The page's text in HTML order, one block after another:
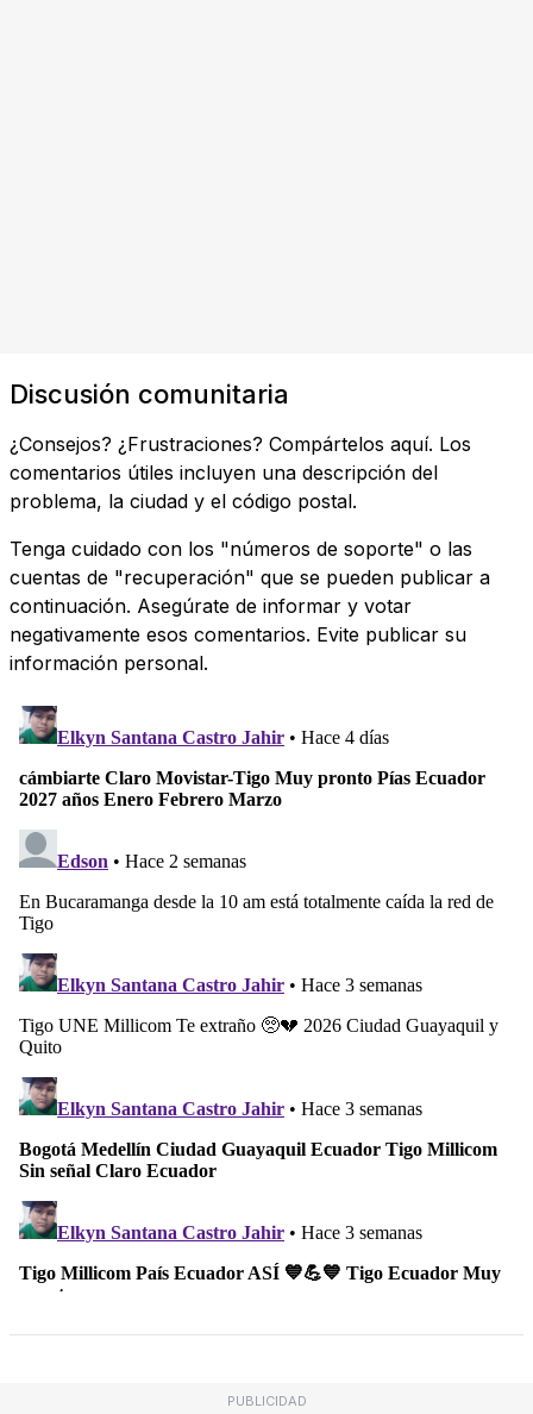
Discusión comunitaria
¿Consejos? ¿Frustraciones? Compártelos aquí. Los
comentarios útiles incluyen una descripción del
problema, la ciudad y el código postal.
Tenga cuidado con los "números de soporte" o las
cuentas de "recuperación" que se pueden publicar a
continuación. Asegúrate de informar y votar
negativamente esos comentarios. Evite publicar su
información personal.
PUBLICIDAD